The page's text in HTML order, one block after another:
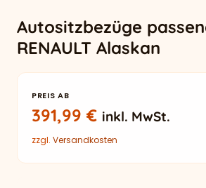
Autositzbezüge
RENAULT Alaskan
PREIS AB
391,99€ inkl. MwSt.
zzgl. Versandkosten